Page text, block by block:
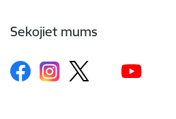
Sekojiet mums